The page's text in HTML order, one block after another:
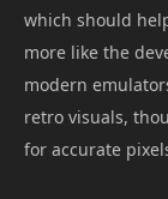
which should
more like the
modern
retro visuals,
for accurate